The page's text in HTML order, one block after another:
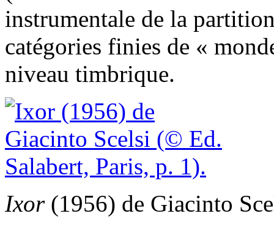
instrumentale de la
catégories finies de «
niveau timbrique.
Ixor (1956) de Giacinto